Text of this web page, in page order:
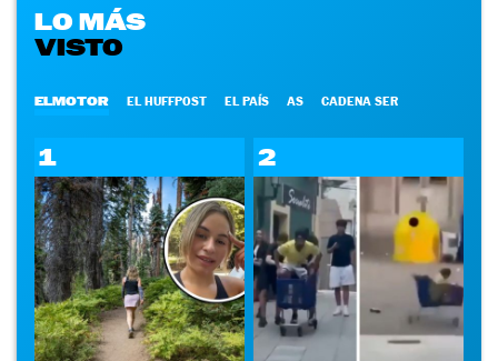
LO MÁS
VISTO
ELMOTOR EL HUFFPOST EL PAÍS AS CADENA SER
1 2